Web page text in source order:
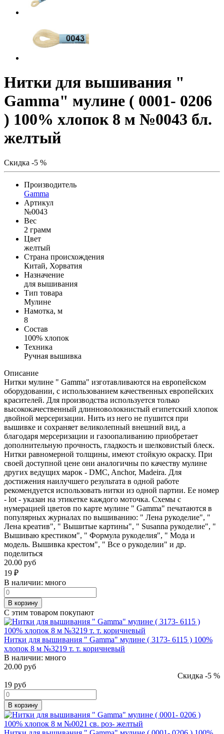
Нитки для вышивания "
Gamma" мулине ( 0001- 0206
) 100% хлопок 8 м №0043 бл.
желтый
Скидка -5 %
Производитель
Gamma
Артикул
№0043
Вес
2 грамм
Цвет
желтый
Страна происхождения
Китай, Хорватия
Назначение
для вышивания
Тип товара
Мулине
Намотка, м
8
Состав
100% хлопок
Техника
Ручная вышивка
Описание
Нитки мулине " Gamma" изготавливаются на европейском
оборудовании, с использованием качественных европейских
красителей. Для производства используется только
высококачественный длинноволокнистый египетский хлопок
двойной мерсеризации. Нить из него не пушится при
вышивке и сохраняет великолепный внешний вид, а
благодаря мерсеризации и газоопаливанию приобретает
дополнительную прочность, гладкость и шелковистый блеск.
Нитки равномерной толщины, имеют стойкую окраску. При
своей доступной цене они аналогичны по качеству мулине
других ведущих марок - DMC, Anchor, Madeira. Для
достижения наилучшего результата в одной работе
рекомендуется использовать нитки из одной партии. Ее номер
- lot - указан на этикетке каждого моточка. Схемы с
нумерацией цветов по карте мулине " Gamma" печатаются в
популярных журналах по вышиванию: " Лена рукоделие", "
Лена креатив", " Вышитые картины", " Susanna рукоделие", "
Вышиваю крестиком", " Формула рукоделия", " Мода и
модель. Вышивка крестом", " Все о рукоделии" и др.
поделиться
20.00 руб
19 ₽
В наличии: много
В корзину
С этим товаром покупают
Нитки для вышивания " Gamma" мулине ( 3173- 6115 ) 100%
хлопок 8 м №3219 т. т. коричневый
В наличии: много
20.00 руб
Скидка -5 %
19 руб
В корзину